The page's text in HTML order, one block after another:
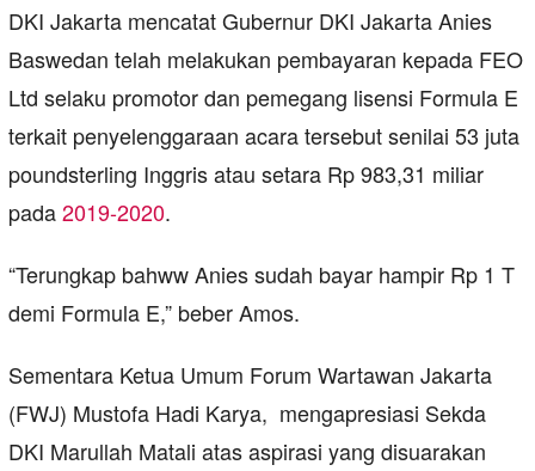
DKI Jakarta mencatat Gubernur DKI Jakarta Anies
Baswedan telah melakukan pembayaran kepada FEO
Ltd selaku promotor dan pemegang lisensi Formula E
terkait penyelenggaraan acara tersebut senilai 53 juta
poundsterling Inggris atau setara Rp 983,31 miliar
pada2019-2020.
“Terungkap bahww Anies sudah bayar hampir Rp 1 T
demi Formula E,” beber Amos.
Sementara Ketua Umum Forum Wartawan Jakarta
(FWJ) Mustofa Hadi Karya, mengapresiasi Sekda
DKI Marullah Matali atas aspirasi yang disuarakan